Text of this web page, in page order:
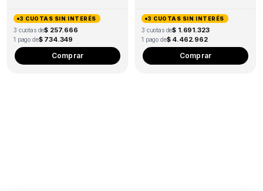
3 CUOTAS SIN INTERÉS
3 cuotas de$ 257.666
1 pago de$ 734.349
Comprar
3 CUOTAS SIN INTERÉS
3 cuotas de$ 1.691.323
1 pago de$ 4.462.962
Comprar